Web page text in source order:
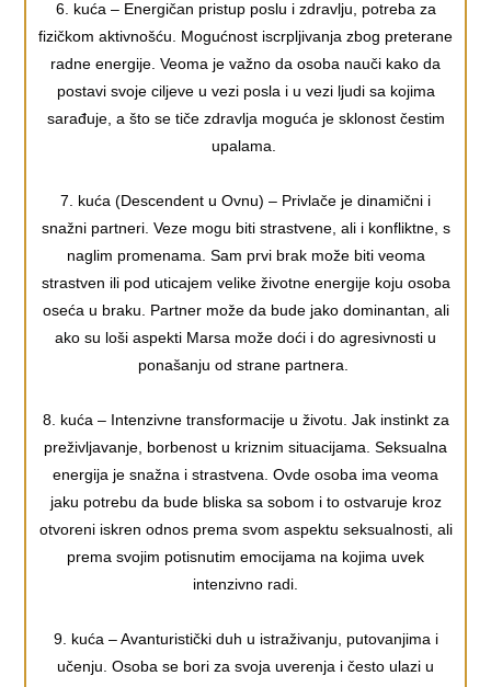
6. kuća – Energičan pristup poslu i zdravlju, potreba za
fizičkom aktivnošću. Mogućnost iscrpljivanja zbog preterane
radne energije. Veoma je važno da osoba nauči kako da
postavi svoje ciljeve u vezi posla i u vezi ljudi sa kojima
sarađuje, a što se tiče zdravlja moguća je sklonost čestim
upalama.
7. kuća (Descendent u Ovnu) – Privlače je dinamični i
snažni partneri. Veze mogu biti strastvene, ali i konfliktne, s
naglim promenama. Sam prvi brak može biti veoma
strastven ili pod uticajem velike životne energije koju osoba
oseća u braku. Partner može da bude jako dominantan, ali
ako su loši aspekti Marsa može doći i do agresivnosti u
ponašanju od strane partnera.
8. kuća – Intenzivne transformacije u životu. Jak instinkt za
preživljavanje, borbenost u kriznim situacijama. Seksualna
energija je snažna i strastvena. Ovde osoba ima veoma
jaku potrebu da bude bliska sa sobom i to ostvaruje kroz
otvoreni iskren odnos prema svom aspektu seksualnosti, ali
prema svojim potisnutim emocijama na kojima uvek
intenzivno radi.
9. kuća – Avanturistički duh u istraživanju, putovanjima i
učenju. Osoba se bori za svoja uverenja i često ulazi u